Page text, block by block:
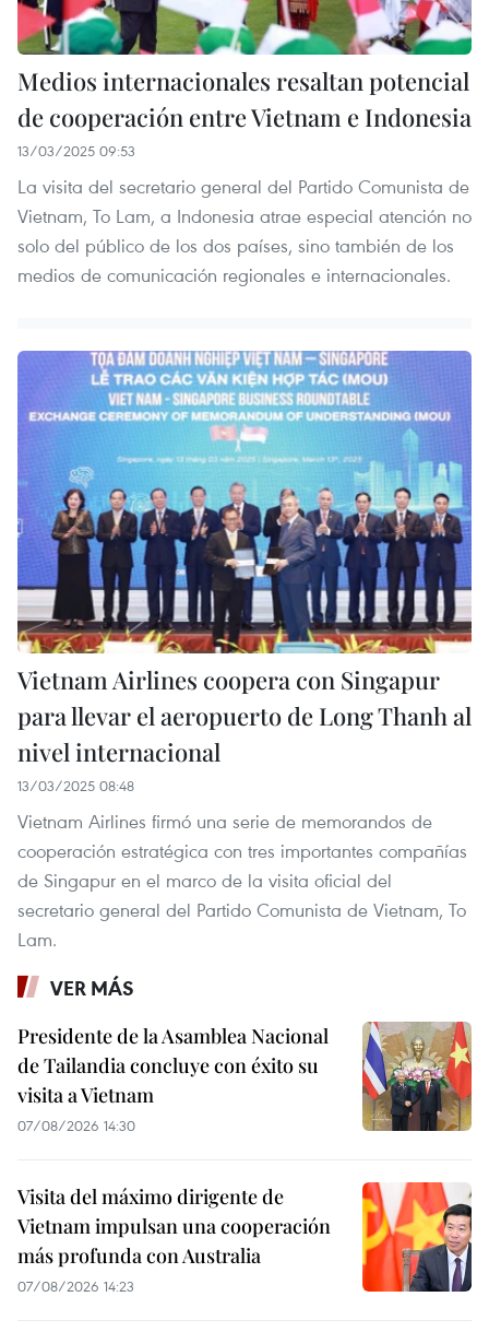
Medios internacionales resaltan potencial
de cooperación entre Vietnam e Indonesia
13/03/2025 09:53
La visita del secretario general del Partido Comunista de
Vietnam, To Lam, a Indonesia atrae especial atención no
solo del público de los dos países, sino también de los
medios de comunicación regionales e internacionales.
Vietnam Airlines coopera con Singapur
para llevar el aeropuerto de Long Thanh al
nivel internacional
13/03/2025 08:48
Vietnam Airlines firmó una serie de memorandos de
cooperación estratégica con tres importantes compañías
de Singapur en el marco de la visita oficial del
secretario general del Partido Comunista de Vietnam, To
Lam.
VER MÁS
Presidente de la Asamblea Nacional
de Tailandia concluye con éxito su
visita a Vietnam
07/08/2026 14:30
Visita del máximo dirigente de
Vietnam impulsan una cooperación
más profunda con Australia
07/08/2026 14:23